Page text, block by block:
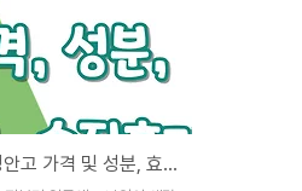
천비누솝 정안고 가격 및 성분, 효과, 솔직후기